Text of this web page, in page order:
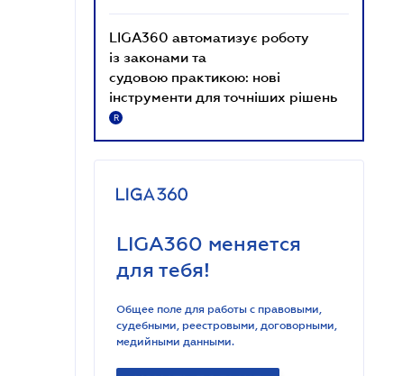
LIGA360 автоматизує роботу
із законами та
судовою практикою: нові
інструменти для точніших рішень
R
LIGA360 меняется
для тебя!
Общее поле для работы с правовыми,
судебными, реестровыми, договорными,
медийными данными.